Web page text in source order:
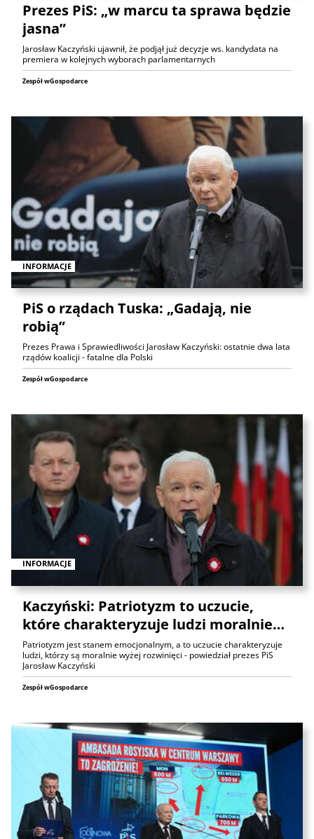
Prezes PiS: „w marcu ta sprawa będzie
jasna”
Jarosław Kaczyński ujawnił, że podjął już decyzje ws. kandydata na
premiera w kolejnych wyborach parlamentarnych
Zespół wGospodarce
INFORMACJE
PiS o rządach Tuska: „Gadają, nie
robią”
Prezes Prawa i Sprawiedliwości Jarosław Kaczyński: ostatnie dwa lata
rządów koalicji - fatalne dla Polski
Zespół wGospodarce
INFORMACJE
Kaczyński: Patriotyzm to uczucie,
które charakteryzuje ludzi moralnie…
Patriotyzm jest stanem emocjonalnym, a to uczucie charakteryzuje
ludzi, którzy są moralnie wyżej rozwinięci - powiedział prezes PiS
Jarosław Kaczyński
Zespół wGospodarce